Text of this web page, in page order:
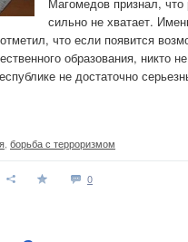
сильно не хватает.
что если появится
образования, никто
не достаточно
борьба с терроризмом
0